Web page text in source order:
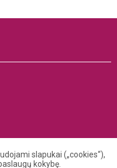
slapukai („cookies“),
kokybę.